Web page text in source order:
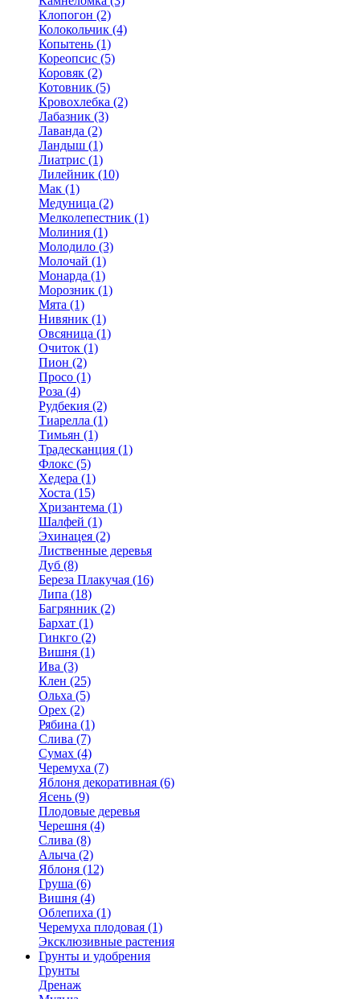
Клопогон (2)
Колокольчик (4)
Копытень (1)
Кореопсис (5)
Коровяк (2)
Котовник (5)
Кровохлебка (2)
Лабазник (3)
Лаванда (2)
Ландыш (1)
Лиатрис (1)
Лилейник (10)
Мак (1)
Медуница (2)
Мелколепестник (1)
Молиния (1)
Молодило (3)
Молочай (1)
Монарда (1)
Морозник (1)
Мята (1)
Нивяник (1)
Овсяница (1)
Очиток (1)
Пион (2)
Просо (1)
Роза (4)
Рудбекия (2)
Тиарелла (1)
Тимьян (1)
Традесканция (1)
Флокс (5)
Хедера (1)
Хоста (15)
Хризантема (1)
Шалфей (1)
Эхинацея (2)
Лиственные деревья
Дуб (8)
Береза Плакучая (16)
Липа (18)
Багрянник (2)
Бархат (1)
Гинкго (2)
Вишня (1)
Ива (3)
Клен (25)
Ольха (5)
Орех (2)
Рябина (1)
Слива (7)
Сумах (4)
Черемуха (7)
Яблоня декоративная (6)
Ясень (9)
Плодовые деревья
Черешня (4)
Слива (8)
Алыча (2)
Яблоня (12)
Груша (6)
Вишня (4)
Облепиха (1)
Черемуха плодовая (1)
Эксклюзивные растения
Грунты и удобрения
Грунты
Дренаж